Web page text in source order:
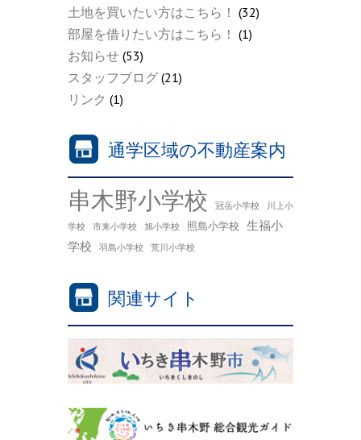
土地を買いたい方はこちら！ (32)
部屋を借りたい方はこちら！ (1)
お知らせ (53)
スタッフブログ (21)
リンク (1)
通学区域の不動産案内
串木野小学校 冠岳小学校
川上小
学校
市来小学校 旭小学校 照島小学校 生福小
学校
羽島小学校 荒川小学校
関連サイト